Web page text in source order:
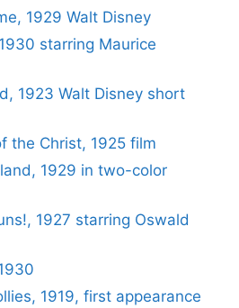
1929 Walt Disney
starring Maurice
1923 Walt Disney short
the Christ, 1925 film
1929 in two-color
1927 starring Oswald
1919, first appearance